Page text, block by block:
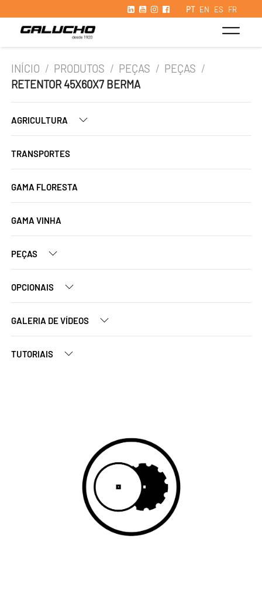
PT EN ES FR
INÍCIO / PRODUTOS / PEÇAS / PEÇAS /
RETENTOR 45X60X7 BERMA
AGRICULTURA
TRANSPORTES
GAMA FLORESTA
GAMA VINHA
PEÇAS
OPCIONAIS
GALERIA DE VÍDEOS
TUTORIAIS